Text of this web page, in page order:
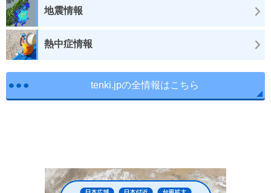
地震情報
熱中症情報
tenki.jpの全情報はこちら